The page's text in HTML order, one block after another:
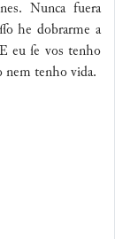
Nunca fuera
he dobrarme a
eu ſe vos tenho
nem tenho vida.